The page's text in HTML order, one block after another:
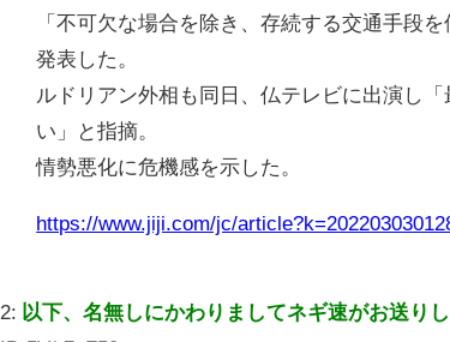
「不可欠な場合を除き、存続する交通手段
発表した。
ルドリアン外相も同日、仏テレビに出演し
い」と指摘。
情勢悪化に危機感を示した。
https://www.jiji.com/jc/
2: 以下、名無しにかわりましてネギ速がお送り